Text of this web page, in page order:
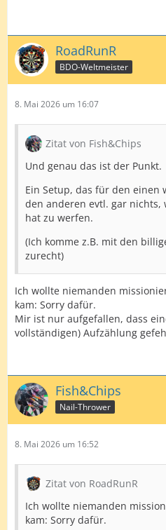
RoadRunR
BDO-Weltmeister
8. Mai 2026 um 16:07
Zitat von Fish&Chips
Und genau das ist der Punkt.
Ein Setup, das für den
den anderen evtl. gar
hat zu werfen.
(Ich komme z.B. mit den
zurecht)
Ich wollte niemanden
kam: Sorry dafür.
Mir ist nur aufgefallen, dass
vollständigen) Aufzählung
Fish&Chips
Nail-Thrower
8. Mai 2026 um 16:52
Zitat von RoadRunR
Ich wollte niemanden
kam: Sorry dafür.